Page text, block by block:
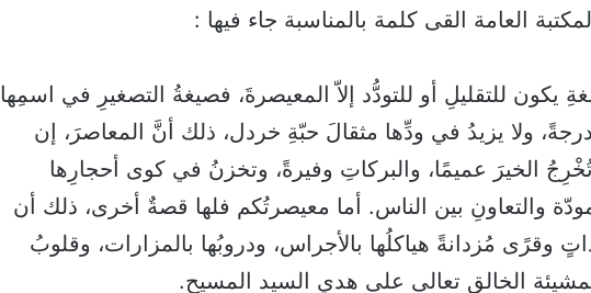
العامة القى كلمة بالمناسبة جاء فيها :
يكون للتقليلِ أو للتودُّد إلاّ المعيصرةَ، فصيغةُ التصغيرِ في اسمِها
ولا يزيدُ في ودِّها مثقالَ حبّةِ خردل، ذلك أنَّ المعاصرَ، إن
الخيرَ عميمًا، والبركاتِ وفيرةً، وتخزنُ في كوى أحجارِها
والتعاونِ بين الناس. أما معيصرتُكم فلها قصةٌ أخرى، ذلك أن
وقرًى مُزدانةً هياكلُها بالأجراس، ودروبُها بالمزارات، وقلوبُ
لمشيئة الخالق تعالى على هدي السيد المسيح.